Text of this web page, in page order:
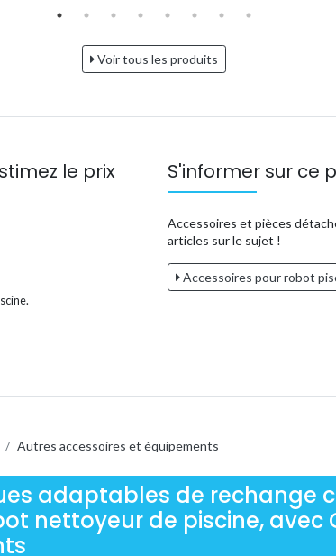
Voir tous les produits
le prix S'informer sur ce
Accessoires et pièces
articles sur le sujet !
Accessoires pour robot
/ Autres accessoires et équipements
adaptables de rechange
nettoyeur de piscine,